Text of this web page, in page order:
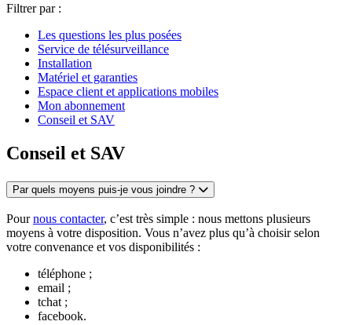
Filtrer par :
Les questions les plus posées
Service de télésurveillance
Installation
Matériel et garanties
Espace client et applications mobiles
Mon abonnement
Conseil et SAV
Conseil et SAV
Par quels moyens puis-je vous joindre ?
Pournous contacter, c’est très simple : nous mettons plusieurs
moyens à votre disposition. Vous n’avez plus qu’à choisir selon
votre convenance et vos disponibilités :
téléphone ;
email ;
tchat ;
facebook.